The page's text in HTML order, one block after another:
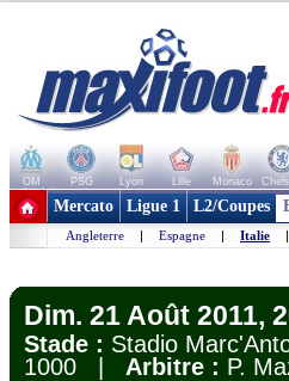
OM PSG Lyon Lille Monaco
+ de clubs
Mercato Ligue 1 L2/Coupes
Angleterre | Espagne | Italie |
Dim. 21 Août 2011,
Stade : Stadio
1000 | Arbitre : P.